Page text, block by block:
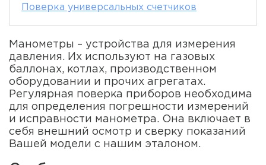
Поверка универсальных счетчиков
Манометры – устройства для измерения
давления. Их используют на газовых
баллонах, котлах, производственном
оборудовании и прочих агрегатах.
Регулярная поверка приборов необходима
для определения погрешности измерений
и исправности манометра. Она включает в
себя внешний осмотр и сверку показаний
Вашей модели с нашим эталоном.